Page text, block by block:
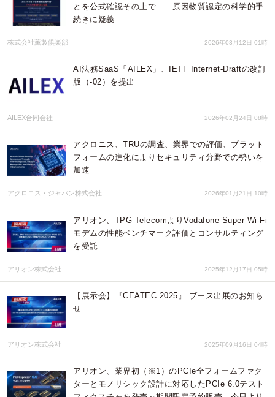
とを公式確認その上で——原因物質認定の科学的手
続きに疑義
株式会社薫製倶楽部 2026年03月12日 01時
AI法務SaaS「AILEX」、IETF Internet-Draftの改訂
版（-02）を提出
AILEX合同会社 2026年02月24日 08時
アクロニス、TRUの調査、業界での評価、プラット
フォームの進化によりセキュリティ分野での勢いを
加速
アクロニス・ジャパン株式会社 2026年01月21日 10時
アリオン、TPG TelecomよりVodafone Super Wi-Fi
モデムの性能ベンチマーク評価とコンサルティング
を受託
アリオン株式会社 2025年12月17日 05時
【展示会】『CEATEC 2025』 ブース出展のお知ら
せ
アリオン株式会社 2025年09月16日 04時
アリオン、業界初（※1）のPCIe全フォームファク
ターとモノリシック設計に対応したPCIe 6.0テスト